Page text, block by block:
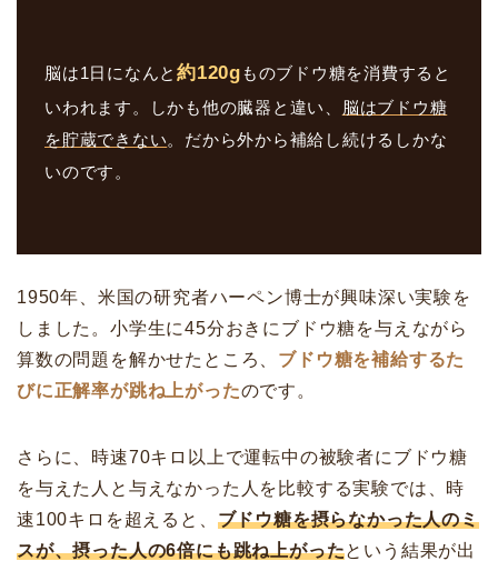
脳は1日になんと 約120gものブドウ糖を消費すると
いわれます。しかも他の臓器と違い、 脳はブドウ糖
を貯蔵できない。だから外から補給し続けるしかな
いのです。
1950年、米国の研究者ハーペン博士が興味深い実験を
しました。小学生に45分おきにブドウ糖を与えながら
算数の問題を解かせたところ、 ブドウ糖を補給するた
びに正解率が跳ね上がったのです。
さらに、時速70キロ以上で運転中の被験者にブドウ糖
を与えた人と与えなかった人を比較する実験では、時
速100キロを超えると、 ブドウ糖を摂らなかった人のミ
スが、摂った人の6倍にも跳ね上がったという結果が出